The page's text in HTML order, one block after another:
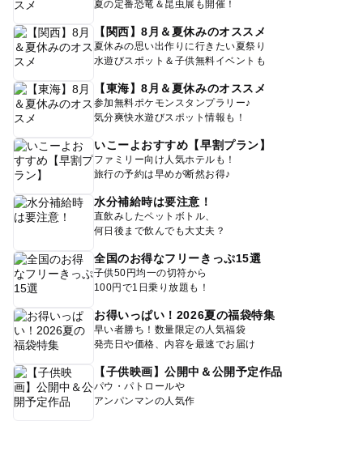
夏の定番恐竜＆昆虫展も開催！
【関西】8月＆夏休みのオススメ
夏休みの思い出作りに行きたい夏祭り
水遊びスポット＆子供無料イベントも
【東海】8月＆夏休みのオススメ
参加無料ポケモンスタンプラリー♪
気分爽快水遊びスポット情報も！
いこーよおすすめ【早割プラン】
ファミリー向け人気ホテルも！
旅行の予約は早めが断然お得♪
水分補給時は要注意！
直飲みしたペットボトル、
何日後まで飲んでも大丈夫？
全国のお得なフリーきっぷ15選
子供50円均一の切符から
100円で1日乗り放題も！
お得いっぱい！2026夏の福袋特集
早い者勝ち！数量限定の人気福袋
発売日や価格、内容を最速でお届け
【子供映画】公開中＆公開予定作品
パウ・パトロールや
アンパンマンの人気作